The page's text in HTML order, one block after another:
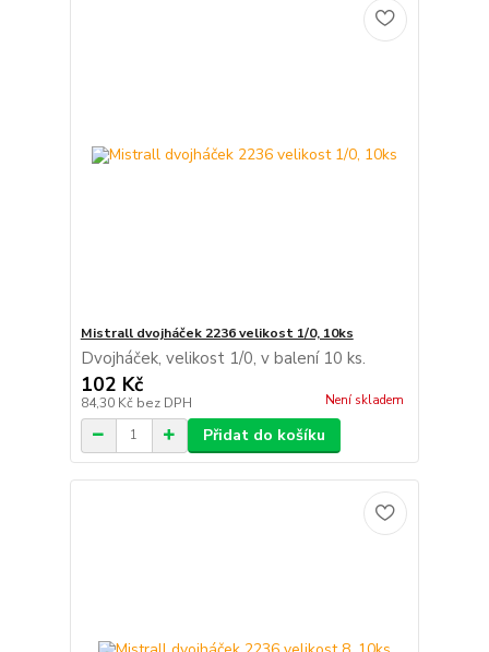
Mistrall dvojháček 2236 velikost 1/0, 10ks
Dvojháček, velikost 1/0, v balení 10 ks.
102 Kč
84,30 Kč bez DPH Není skladem
Přidat do košíku